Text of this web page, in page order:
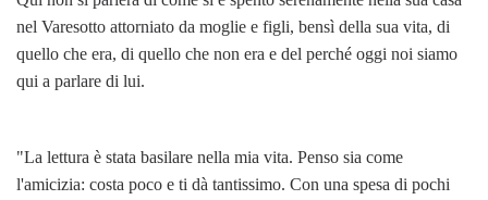
nel Varesotto attorniato da moglie e figli, bensì della sua vita, di
quello che era, di quello che non era e del perché oggi noi siamo
qui a parlare di lui.
"La lettura è stata basilare nella mia vita. Penso sia come
l'amicizia: costa poco e ti dà tantissimo. Con una spesa di pochi